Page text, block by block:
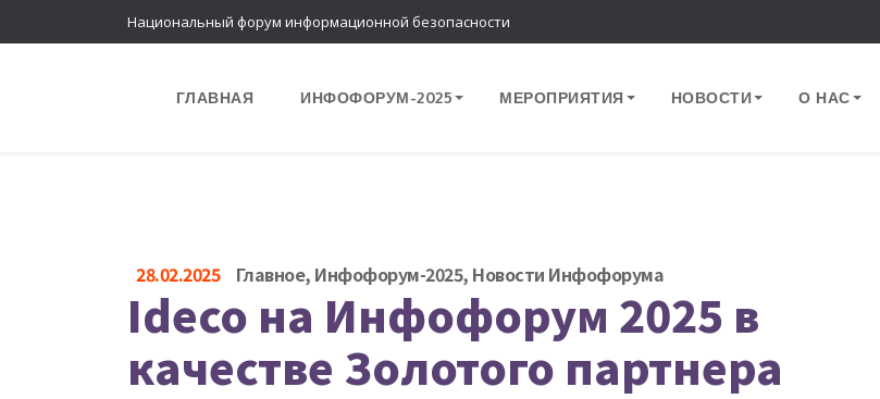
Национальный форум информационной безопасности
ГЛАВНАЯ ИНФОФОРУМ-2025 МЕРОПРИЯТИЯ НОВОСТИ О НАС
28.02.2025 Главное, Инфофорум-2025, Новости Инфофорума
Ideco на Инфофорум 2025 в
качестве Золотого партнера